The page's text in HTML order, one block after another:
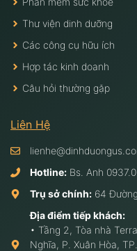
Thư viện dinh dưỡng
Các công cụ hữu ích
Hợp tác kinh doanh
Câu hỏi thường gặp
Liên Hệ
Hotline: Bs. Anh
Trụ sở chính: 64
Địa điểm tiếp khách:
• Tầng 2, Tòa nhà
Nghĩa, P. Xuân Hòa,